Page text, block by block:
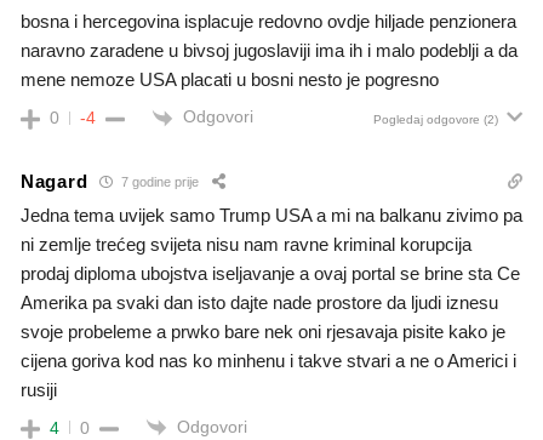
bosna i hercegovina isplacuje redovno ovdje hiljade penzionera
naravno zaradene u bivsoj jugoslaviji ima ih i malo podeblji a da
mene nemoze USA placati u bosni nesto je pogresno
0 -4 Odgovori Pogledaj odgovore (2)
Nagard 7 godine prije
Jedna tema uvijek samo Trump USA a mi na balkanu zivimo pa
ni zemlje trećeg svijeta nisu nam ravne kriminal korupcija
prodaj diploma ubojstva iseljavanje a ovaj portal se brine sta Ce
Amerika pa svaki dan isto dajte nade prostore da ljudi iznesu
svoje probeleme a prwko bare nek oni rjesavaja pisite kako je
cijena goriva kod nas ko minhenu i takve stvari a ne o Americi i
rusiji
4 0 Odgovori